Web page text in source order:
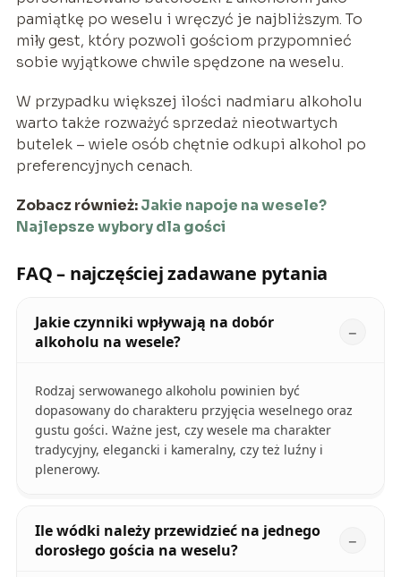
pamiątkę po weselu i wręczyć je najbliższym. To
miły gest, który pozwoli gościom przypomnieć
sobie wyjątkowe chwile spędzone na weselu.
W przypadku większej ilości nadmiaru alkoholu
warto także rozważyć sprzedaż nieotwartych
butelek – wiele osób chętnie odkupi alkohol po
preferencyjnych cenach.
Zobacz również:Jakie napoje na wesele?
Najlepsze wybory dla gości
FAQ – najczęściej zadawane pytania
Jakie czynniki wpływają na dobór
alkoholu na wesele?
Rodzaj serwowanego alkoholu powinien być
dopasowany do charakteru przyjęcia weselnego oraz
gustu gości. Ważne jest, czy wesele ma charakter
tradycyjny, elegancki i kameralny, czy też luźny i
plenerowy.
Ile wódki należy przewidzieć na jednego
dorosłego gościa na weselu?